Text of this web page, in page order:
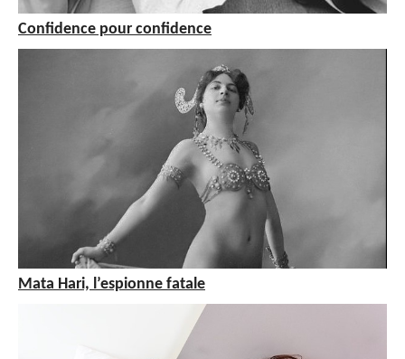
Confidence pour confidence
Mata Hari, l’espionne fatale